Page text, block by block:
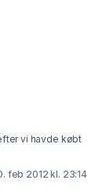
vi havde købt
feb 2012 kl. 23:14